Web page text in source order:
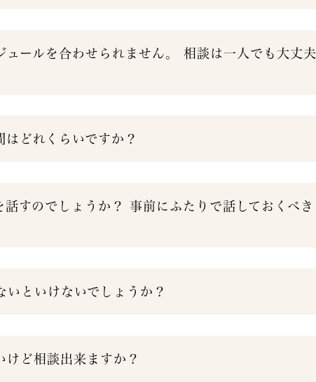
ュールを合わせられません。 相談は一人でも大丈夫
どれくらいですか？
すのでしょうか？ 事前にふたりで話しておくべき
いといけないでしょうか？
けど相談出来ますか？